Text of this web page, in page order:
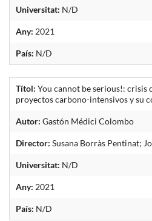
Universitat: N/D
Any: 2021
País: N/D
Títol: You cannot be serious!: crisis
proyectos carbono-intensivos y su
Autor: Gastón Médici Colombo
Director: Susana Borràs Pentinat;
Universitat: N/D
Any: 2021
País: N/D